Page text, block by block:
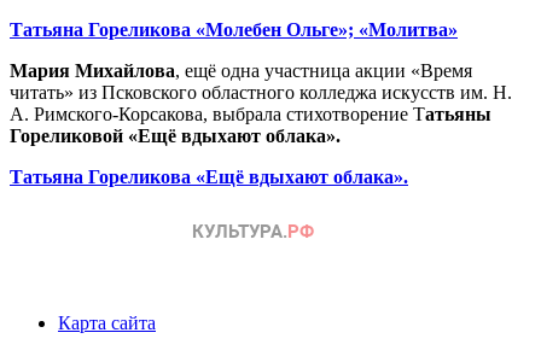
Татьяна Гореликова «Молебен Ольге»; «Молитва»
Мария Михайлова, ещё одна участница акции «Время
читать» из Псковского областного колледжа искусств им. Н.
А. Римского-Корсакова, выбрала стихотворение Татьяны
Гореликовой «Ещё вдыхают облака».
Татьяна Гореликова «Ещё вдыхают облака».
Карта сайта